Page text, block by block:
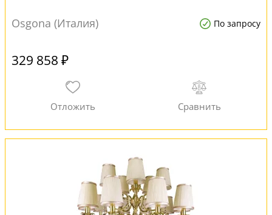
Osgona (Италия) По запросу
329 858 ₽